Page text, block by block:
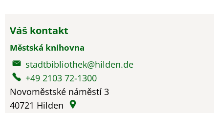
Váš kontakt
Městská knihovna
stadtbibliothek@hilden.de
+49 2103 72-1300
Novoměstské náměstí 3
40721 Hilden